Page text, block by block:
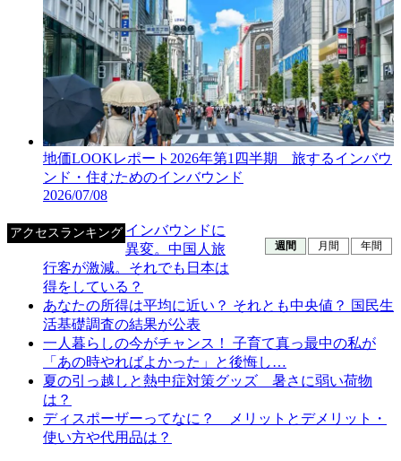
地価LOOKレポート2026年第1四半期 旅するインバウ
ンド・住むためのインバウンド
2026/07/08
アクセスランキング
週間 月間 年間
インバウンドに
異変。中国人旅
行客が激減。それでも日本は
得をしている？
あなたの所得は平均に近い？ それとも中央値？ 国民生
活基礎調査の結果が公表
一人暮らしの今がチャンス！ 子育て真っ最中の私が
「あの時やればよかった」と後悔し…
夏の引っ越しと熱中症対策グッズ 暑さに弱い荷物
は？
ディスポーザーってなに？ メリットとデメリット・
使い方や代用品は？